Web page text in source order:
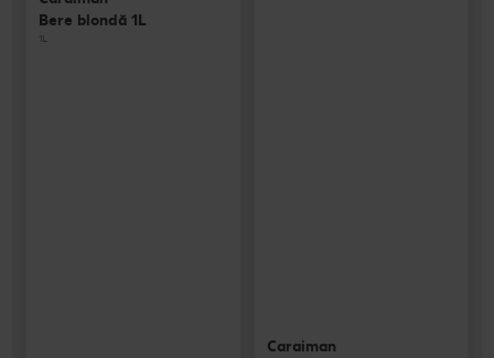
Bere blondă 1L
1L
Caraiman